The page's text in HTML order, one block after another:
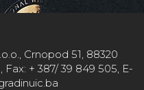
Crnopod 51, 88320
Fax: + 387/ 39 849 505, E-